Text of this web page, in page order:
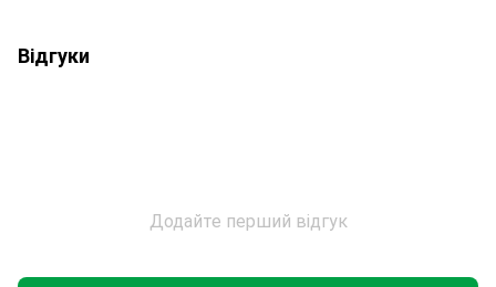
Відгуки
Додайте перший відгук